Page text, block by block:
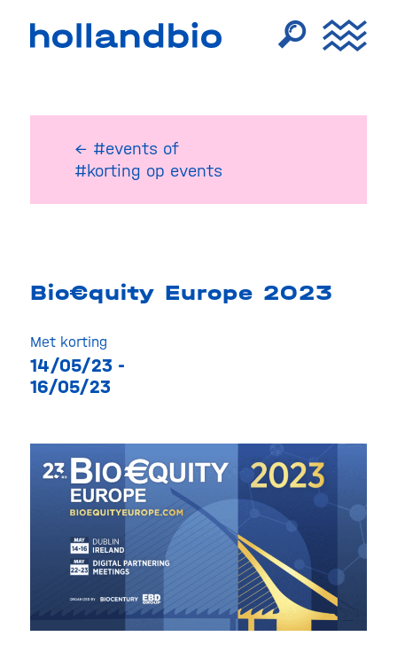
← #events of
#korting op events
Bio€quity Europe 2023
Met korting
14/05/23 -
16/05/23